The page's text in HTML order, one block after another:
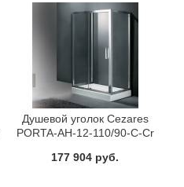
Душевой уголок Cezares
PORTA-AH-12-110/90-C-Cr
177 904 руб.